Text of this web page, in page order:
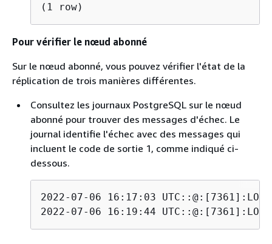
(1 row)
Pour vérifier le nœud abonné
Sur le nœud abonné, vous pouvez vérifier l'état de la
réplication de trois manières différentes.
Consultez les journaux PostgreSQL sur le nœud
abonné pour trouver des messages d'échec. Le
journal identifie l'échec avec des messages qui
incluent le code de sortie 1, comme indiqué ci-
dessous.
2022-07-06 16:17:03
2022-07-06 16:19:44